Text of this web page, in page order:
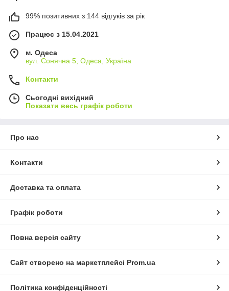
99% позитивних з 144 відгуків за рік
Працює з 15.04.2021
м. Одеса
вул. Сонячна 5, Одеса, Україна
Контакти
Сьогодні вихідний
Показати весь графік роботи
Про нас
Контакти
Доставка та оплата
Графік роботи
Повна версія сайту
Сайт створено на маркетплейсі Prom.ua
Політика конфіденційності